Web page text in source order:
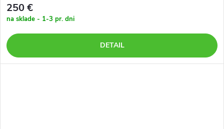
250 €
na sklade - 1-3 pr. dni
DETAIL